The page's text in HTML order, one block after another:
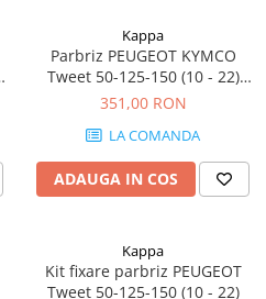
Kappa
Parbriz PEUGEOT KYMCO
Tweet 50-125-150 (10 - 22)
Like Sport 125 (22 - 23) Like
351,00 RON
LA COMANDA
ADAUGA IN COS
Kappa
Kit fixare parbriz PEUGEOT
Tweet 50-125-150 (10 - 22)